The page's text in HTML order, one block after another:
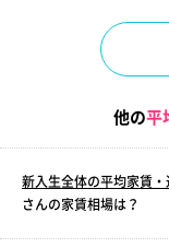
他の平
新入生全体の平均家賃・
さんの家賃相場は？